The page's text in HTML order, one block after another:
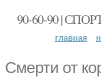
90-60-90 |
главная
Смерти от